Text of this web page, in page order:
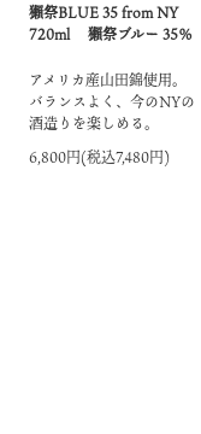
獺祭BLUE 35 from NY
720ml 獺祭ブルー 35％
アメリカ産山田錦使用。
バランスよく、今のNYの
酒造りを楽しめる。
6,800円(税込7,480円)